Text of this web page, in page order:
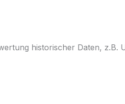
historischer Daten, z.B.